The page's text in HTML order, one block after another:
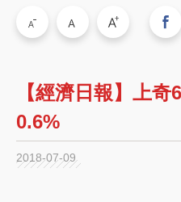
【經濟日報】上
0.6%
2018-07-09